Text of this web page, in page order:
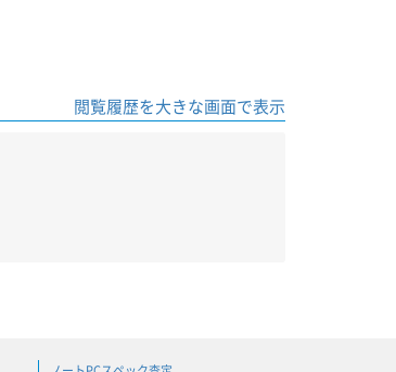
閲覧履歴を大きな画面で表示